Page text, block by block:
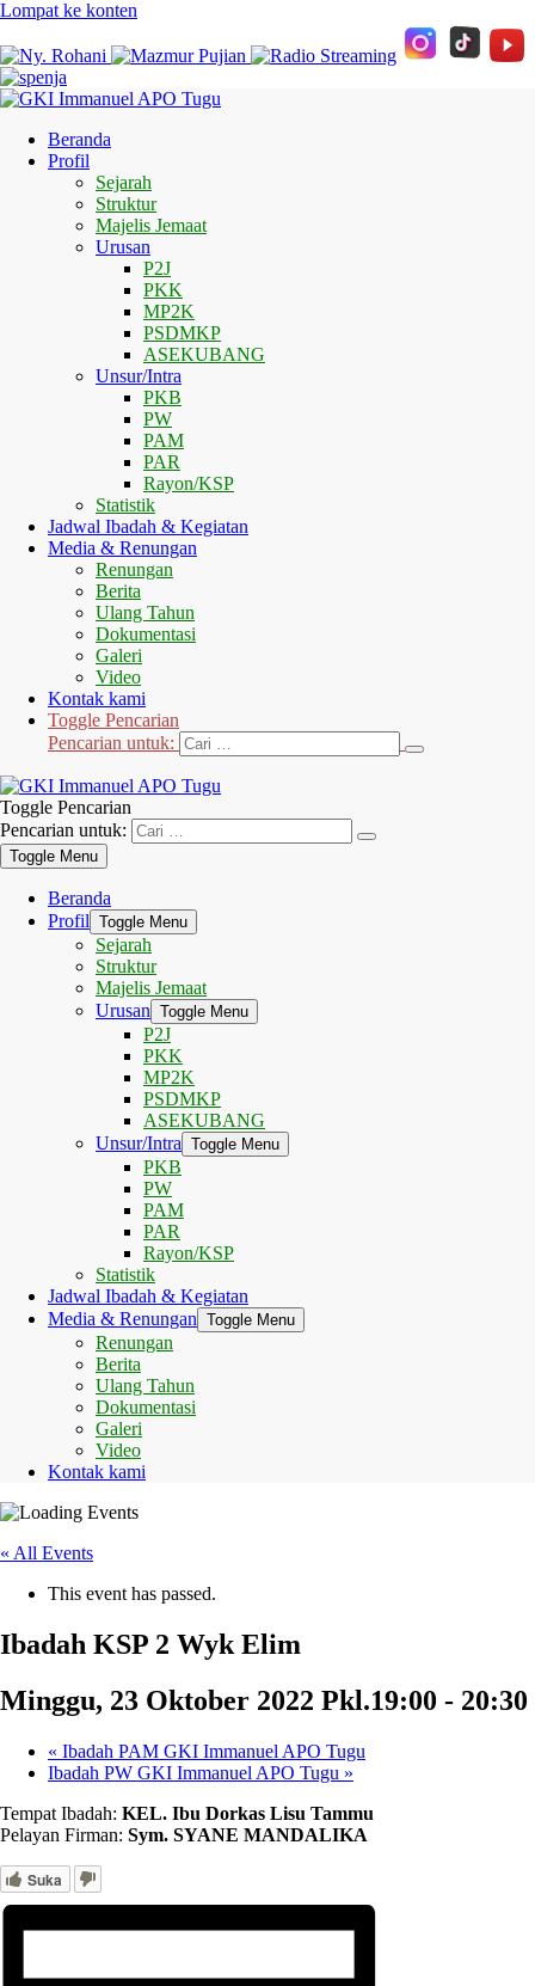
Lompat ke konten
Beranda
Profil
Sejarah
Struktur
Majelis Jemaat
Urusan
P2J
PKK
MP2K
PSDMKP
ASEKUBANG
Unsur/Intra
PKB
PW
PAM
PAR
Rayon/KSP
Statistik
Jadwal Ibadah & Kegiatan
Media & Renungan
Renungan
Berita
Ulang Tahun
Dokumentasi
Galeri
Video
Kontak kami
Toggle Pencarian
Pencarian untuk:
Toggle Pencarian
Pencarian untuk:
Toggle Menu
Beranda
Profil Toggle Menu
Sejarah
Struktur
Majelis Jemaat
Urusan Toggle Menu
P2J
PKK
MP2K
PSDMKP
ASEKUBANG
Unsur/Intra Toggle Menu
PKB
PW
PAM
PAR
Rayon/KSP
Statistik
Jadwal Ibadah & Kegiatan
Media & Renungan Toggle Menu
Renungan
Berita
Ulang Tahun
Dokumentasi
Galeri
Video
Kontak kami
« All Events
This event has passed.
Ibadah KSP 2 Wyk Elim
Minggu, 23 Oktober 2022 Pkl.19:00 - 20:30
« Ibadah PAM GKI Immanuel APO Tugu
Ibadah PW GKI Immanuel APO Tugu »
Tempat Ibadah: KEL. Ibu Dorkas Lisu Tammu
Pelayan Firman: Sym. SYANE MANDALIKA
Suka